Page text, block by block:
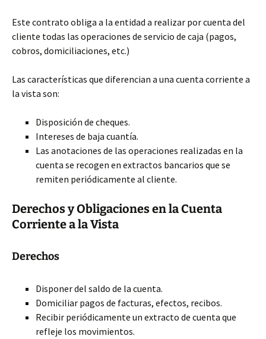
Este contrato obliga a la entidad a realizar por cuenta del
cliente todas las operaciones de servicio de caja (pagos,
cobros, domiciliaciones, etc.)
Las características que diferencian a una cuenta corriente a
la vista son:
Disposición de cheques.
Intereses de baja cuantía.
Las anotaciones de las operaciones realizadas en la
cuenta se recogen en extractos bancarios que se
remiten periódicamente al cliente.
Derechos y Obligaciones en la Cuenta
Corriente a la Vista
Derechos
Disponer del saldo de la cuenta.
Domiciliar pagos de facturas, efectos, recibos.
Recibir periódicamente un extracto de cuenta que
refleje los movimientos.